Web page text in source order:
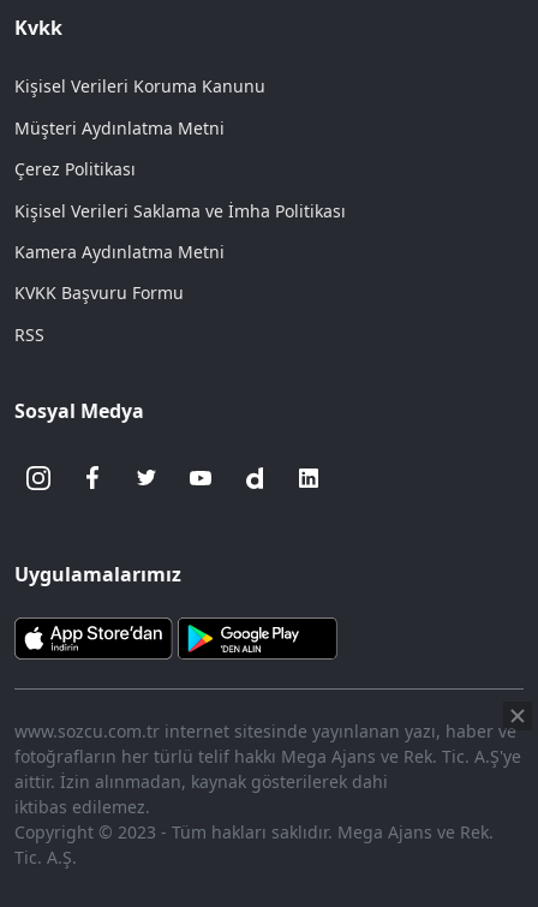
Kvkk
Kişisel Verileri Koruma Kanunu
Müşteri Aydınlatma Metni
Çerez Politikası
Kişisel Verileri Saklama ve İmha Politikası
Kamera Aydınlatma Metni
KVKK Başvuru Formu
RSS
Sosyal Medya
Uygulamalarımız
www.sozcu.com.tr internet sitesinde yayınlanan yazı, haber ve
fotoğrafların her türlü telif hakkı Mega Ajans ve Rek. Tic. A.Ş'ye
aittir. İzin alınmadan, kaynak gösterilerek dahi
iktibas edilemez.
Copyright © 2023 - Tüm hakları saklıdır. Mega Ajans ve Rek.
Tic. A.Ş.